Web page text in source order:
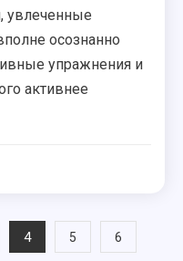
увлеченные
осознанно
упражнения и
активнее
4 5 6